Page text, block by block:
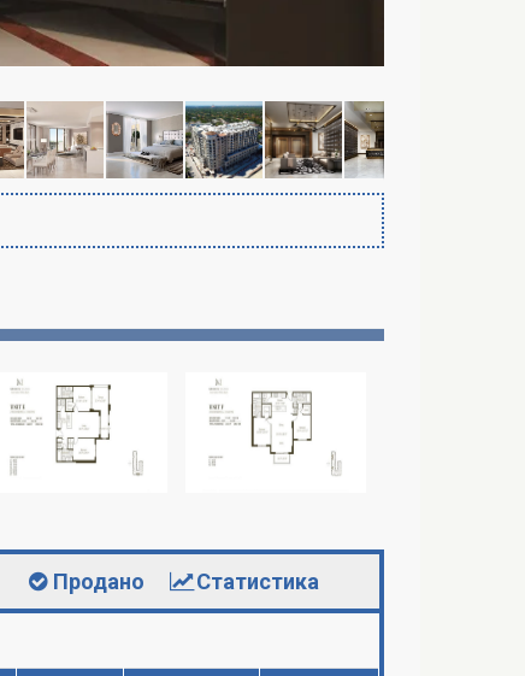
Продано Статистика